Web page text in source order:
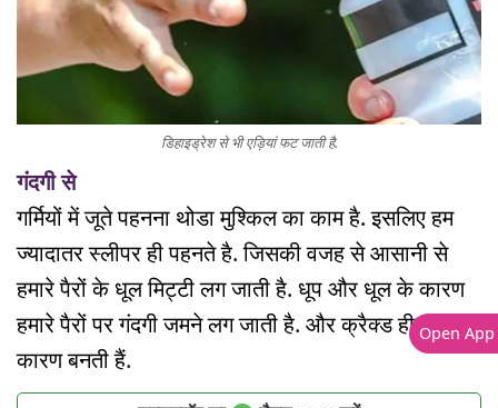
डिहाइड्रेश से भी एड़ियां फट जाती है.
गंदगी से
गर्मियों में जूते पहनना थोडा मुश्किल का काम है. इसलिए हम
ज्यादातर स्लीपर ही पहनते है. जिसकी वजह से आसानी से
हमारे पैरों के धूल मिट्टी लग जाती है. धूप और धूल के कारण
हमारे पैरों पर गंदगी जमने लग जाती है. और क्रैक्ड हील का
कारण बनती हैं.
Open App